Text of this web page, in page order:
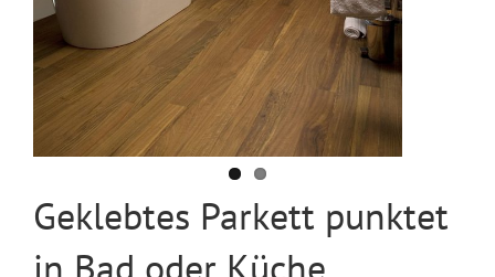
Geklebtes Parkett punktet
in Bad oder Küche